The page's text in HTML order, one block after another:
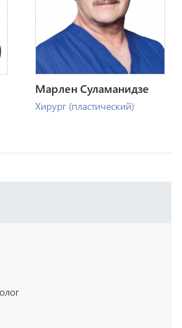
Марлен Суламанидзе
Хирург (пластический)